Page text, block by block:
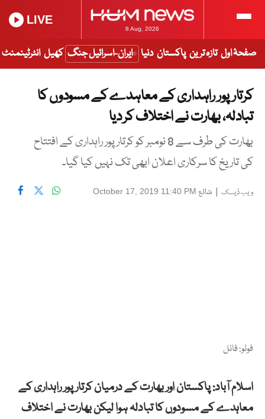
8 Aug, 2026
LIVE
صفحۂ اول تازہ ترین پاکستان دنیا ایران-اسرائیل جنگ کھیل انٹرٹینمنٹ
کرتارپور راہداری کے معاہدے کے مسودوں کا
تبادلہ، بھارت نے اختلاف کر دیا
بھارت کی طرف سے 8 نومبر کو کرتارپور راہداری کے افتتاح
کی تاریخ کا سرکاری اعلان ابھی تک نہیں کیا گیا۔
ویب ڈیسک | شائع October 17, 2019 11:40 PM
فوٹو: فائل
اسلام آباد: پاکستان اور بھارت کے درمیان کرتارپور راہداری کے
معاہدے کے مسودوں کا تبادلہ ہوا لیکن بھارت نے اختلاف